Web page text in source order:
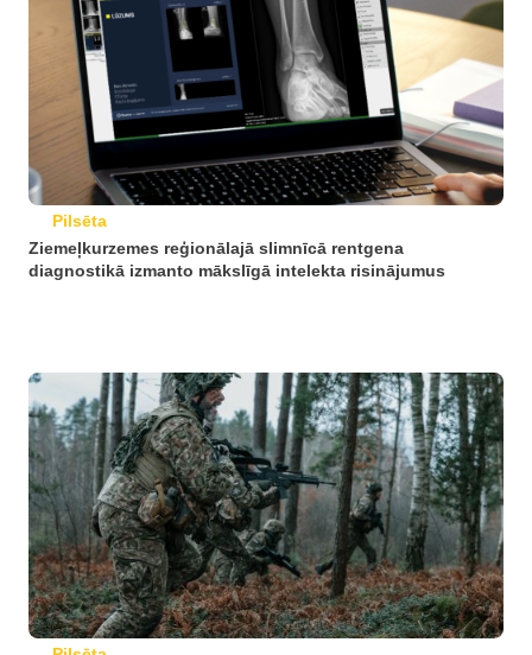
Pilsēta
Ziemeļkurzemes reģionālajā slimnīcā rentgena
diagnostikā izmanto mākslīgā intelekta risinājumus